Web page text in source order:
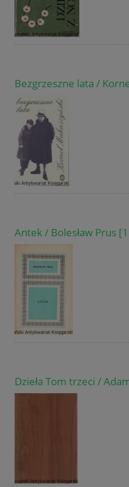
Bezgrzeszne lata /
Antek / Bolesław Prus
Dzieła Tom trzeci /